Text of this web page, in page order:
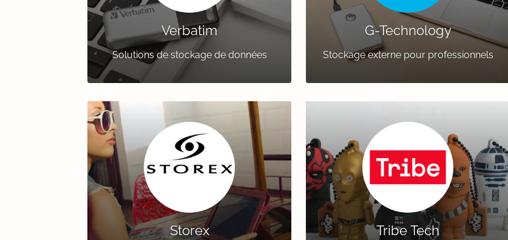
Verbatim
Solutions de stockage de données
G-Technology
Stockage externe pour professionnels
Storex Tribe Tech